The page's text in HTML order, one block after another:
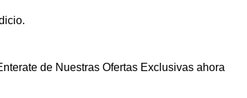
de Nuestras Ofertas Exclusivas ahora